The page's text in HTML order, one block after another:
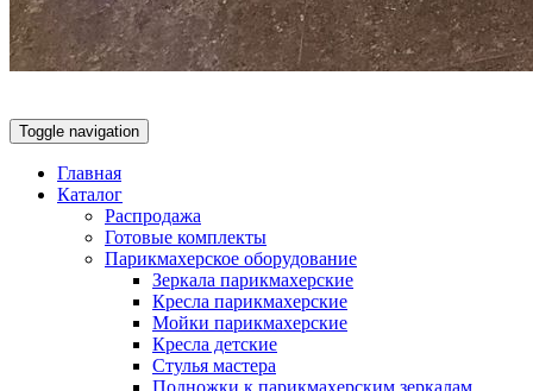
Toggle navigation
Главная
Каталог
Распродажа
Готовые комплекты
Парикмахерское оборудование
Зеркала парикмахерские
Кресла парикмахерские
Мойки парикмахерские
Кресла детские
Стулья мастера
Подножки к парикмахерским зеркалам